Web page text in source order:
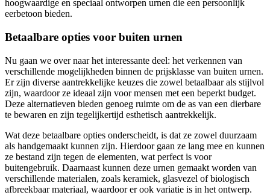
hoogwaardige en speciaal ontworpen urnen die een persoonlijk
eerbetoon bieden.
Betaalbare opties voor buiten urnen
Nu gaan we over naar het interessante deel: het verkennen van
verschillende mogelijkheden binnen de prijsklasse van buiten urnen.
Er zijn diverse aantrekkelijke keuzes die zowel betaalbaar als stijlvol
zijn, waardoor ze ideaal zijn voor mensen met een beperkt budget.
Deze alternatieven bieden genoeg ruimte om de as van een dierbare
te bewaren en zijn tegelijkertijd esthetisch aantrekkelijk.
Wat deze betaalbare opties onderscheidt, is dat ze zowel duurzaam
als handgemaakt kunnen zijn. Hierdoor gaan ze lang mee en kunnen
ze bestand zijn tegen de elementen, wat perfect is voor
buitengebruik. Daarnaast kunnen deze urnen gemaakt worden van
verschillende materialen, zoals keramiek, glasvezel of biologisch
afbreekbaar materiaal, waardoor er ook variatie is in het ontwerp.